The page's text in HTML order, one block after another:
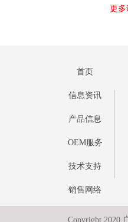
更
首页
信息资讯
产品信息
OEM服务
技术支持
销售网络
Copyright 2020